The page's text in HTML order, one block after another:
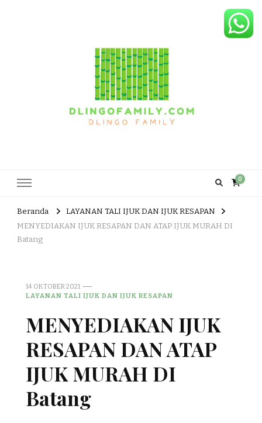
0
Beranda
LAYANAN TALI IJUK DAN IJUK RESAPAN
MENYEDIAKAN IJUK RESAPAN DAN ATAP IJUK MURAH DI
Batang
14 OKTOBER 2021
LAYANAN TALI IJUK DAN IJUK RESAPAN
MENYEDIAKAN IJUK
RESAPAN DAN ATAP
IJUK MURAH DI
Batang